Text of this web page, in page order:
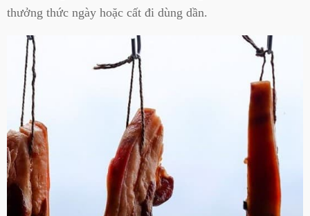
thưởng thức ngày hoặc cất đi dùng dần.